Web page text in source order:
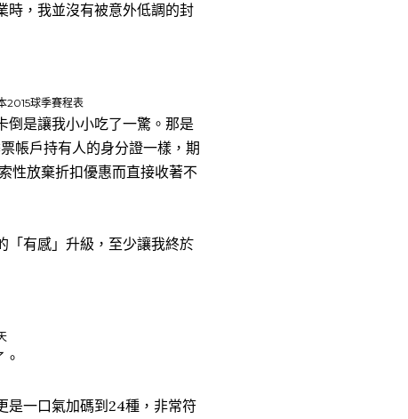
時，我並沒有被意外低調的封
2015球季賽程表
倒是讓我小小吃了一驚。那是
帳戶持有人的身分證一樣，期
性放棄折扣優惠而直接收著不
「有感」升級，至少讓我終於
是一口氣加碼到24種，非常符